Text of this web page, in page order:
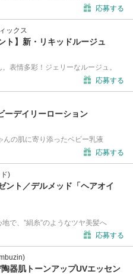
応募する
ックス
ト】新・リキッドルージュ
表情多彩！ジェリーなルージュ。
応募する
デイリーローション
んの肌に寄り添ったベビー乳液
応募する
)
ント／デルメッド「ヘアオイ
で、”絹糸”のようなツヤ美髪へ
応募する
器肌トーンアップUVエッセン